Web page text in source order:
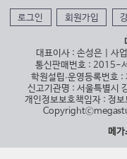
로그인 회원가입
대표이사 : 손성은 |
통신판매번호 : 2015-
학원설립∙운영등록번호
신고기관명 : 서울특별시
개인정보보호책임자 : 정
메가